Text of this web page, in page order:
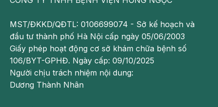
người bệnh nên uống nhiều nước, tuyệt đối không uống
những loại thức uống có màu xanh, đỏ, tím vì có thể làm
đại tràng bị tối, khó quan sát tổn thương.
Chuẩn bị uống thuốc làm sạch đại tràng sau khi ăn chiều
2 tiếng (tầm 6 - 7h tối)
MST/ĐKKD/QĐTL: 0106699074 - Sở kế hoạch và
đầu tư thành phố Hà Nội cấp ngày 05/06/2003
Giấy phép hoạt động cơ sở khám chữa bệnh số
106/BYT-GPHĐ. Ngày cấp: 09/10/2025
Người chịu trách nhiệm nội dung:
Dương Thành Nhân